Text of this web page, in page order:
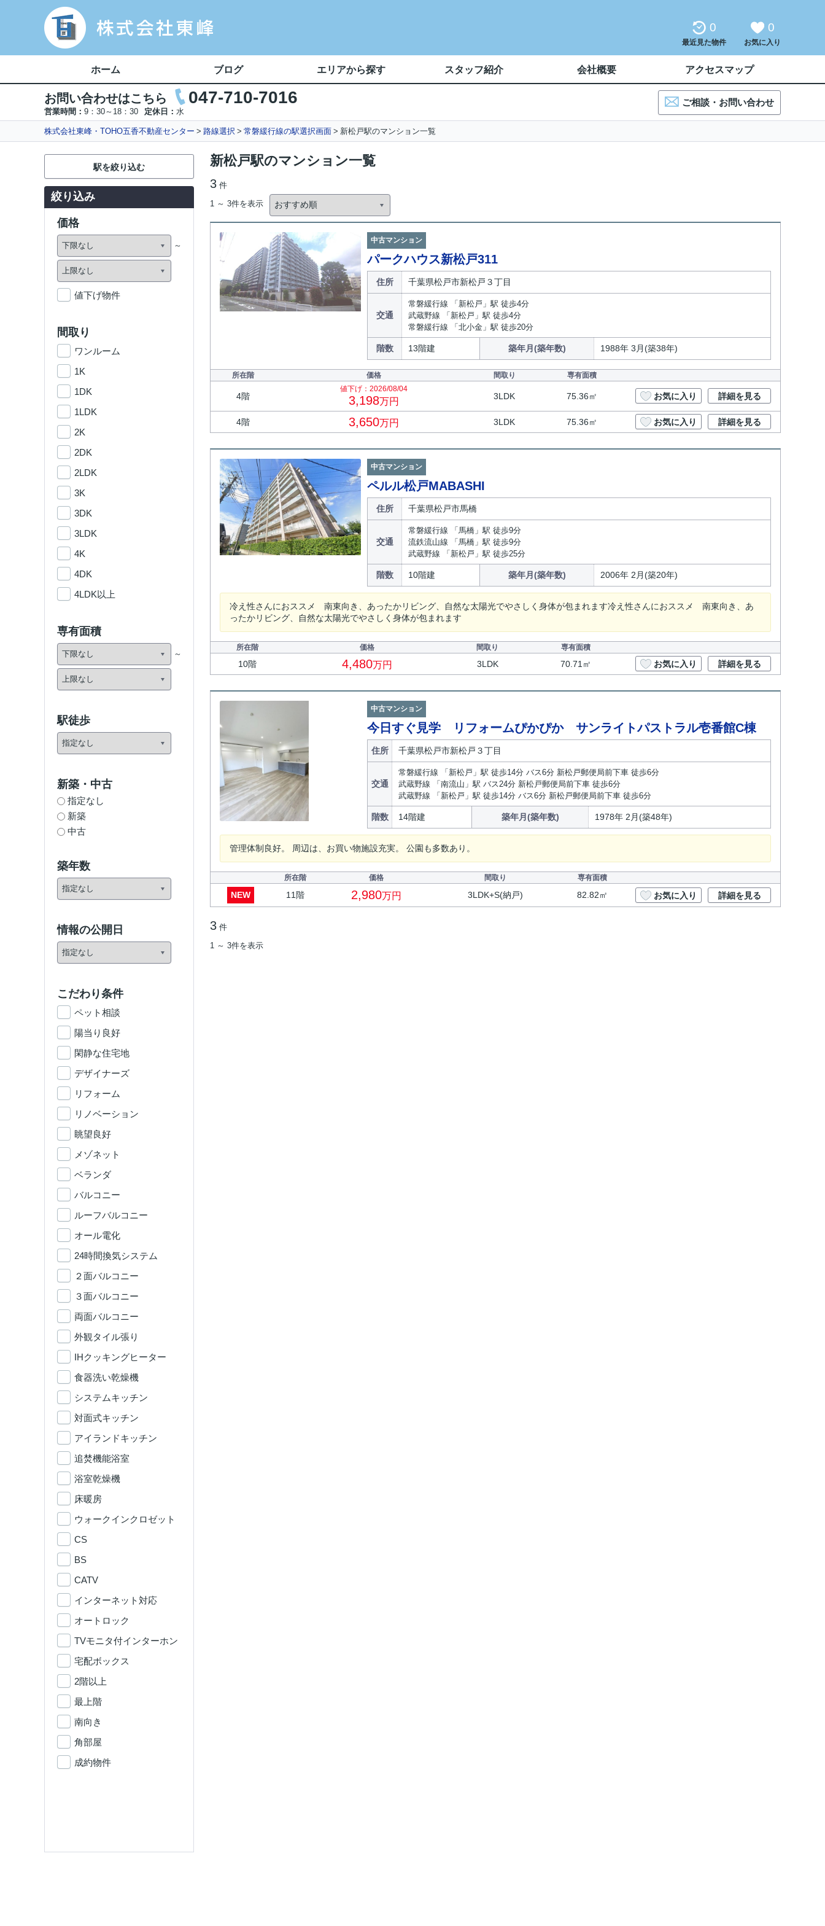
0
最近見た物件
0
お気に入り
ホーム ブログ エリアから探す スタッフ紹介 会社概要 アクセスマップ
お問い合わせはこちら 047-710-7016
営業時間： 9：30～18：30 定休日： 水
ご相談・お問い合わせ
株式会社東峰・TOHO五香不動産センター 路線選択 常磐緩行線の駅選択画面 新松戸駅のマンション一覧
新松戸駅のマンション一覧
3 件
1 ～ 3件を表示
中古マンション
パークハウス新松戸311
住所 千葉県松戸市新松戸３丁目
交通
常磐緩行線 「新松戸」駅 徒歩4分
武蔵野線 「新松戸」駅 徒歩4分
常磐緩行線 「北小金」駅 徒歩20分
階数 13階建 築年月(築年数) 1988年 3月(築38年)
所在階 価格 間取り 専有面積
4階
値下げ：2026/08/04
3,198万円 3LDK 75.36㎡ お気に入り 詳細を見る
4階 3,650万円 3LDK 75.36㎡ お気に入り 詳細を見る
中古マンション
ペルル松戸MABASHI
住所 千葉県松戸市馬橋
交通
常磐緩行線 「馬橋」駅 徒歩9分
流鉄流山線 「馬橋」駅 徒歩9分
武蔵野線 「新松戸」駅 徒歩25分
階数 10階建 築年月(築年数) 2006年 2月(築20年)
冷え性さんにおススメ 南東向き、あったかリビング、自然な太陽光でやさしく身体が包まれます冷え性さんにおススメ 南東向き、あ
ったかリビング、自然な太陽光でやさしく身体が包まれます
所在階 価格 間取り 専有面積
10階 4,480万円 3LDK 70.71㎡ お気に入り 詳細を見る
中古マンション
今日すぐ見学 リフォームぴかぴか サンライトパストラル壱番館C棟
住所 千葉県松戸市新松戸３丁目
交通
常磐緩行線 「新松戸」駅 徒歩14分 バス6分 新松戸郵便局前下車 徒歩6分
武蔵野線 「南流山」駅 バス24分 新松戸郵便局前下車 徒歩6分
武蔵野線 「新松戸」駅 徒歩14分 バス6分 新松戸郵便局前下車 徒歩6分
階数 14階建 築年月(築年数) 1978年 2月(築48年)
管理体制良好。 周辺は、お買い物施設充実。 公園も多数あり。
所在階 価格 間取り 専有面積
NEW 11階 2,980万円 3LDK+S(納戸) 82.82㎡ お気に入り 詳細を見る
3 件
1 ～ 3件を表示
駅を絞り込む
絞り込み
価格
値下げ物件
間取り
ワンルーム
1K
1DK
1LDK
2K
2DK
2LDK
3K
3DK
3LDK
4K
4DK
4LDK以上
専有面積
駅徒歩
新築・中古
指定なし
新築
中古
築年数
情報の公開日
こだわり条件
ペット相談
陽当り良好
閑静な住宅地
デザイナーズ
リフォーム
リノベーション
眺望良好
メゾネット
ベランダ
バルコニー
ルーフバルコニー
オール電化
24時間換気システム
２面バルコニー
３面バルコニー
両面バルコニー
外観タイル張り
IHクッキングヒーター
食器洗い乾燥機
システムキッチン
対面式キッチン
アイランドキッチン
追焚機能浴室
浴室乾燥機
床暖房
ウォークインクロゼット
CS
BS
CATV
インターネット対応
オートロック
TVモニタ付インターホン
宅配ボックス
2階以上
最上階
南向き
角部屋
成約物件